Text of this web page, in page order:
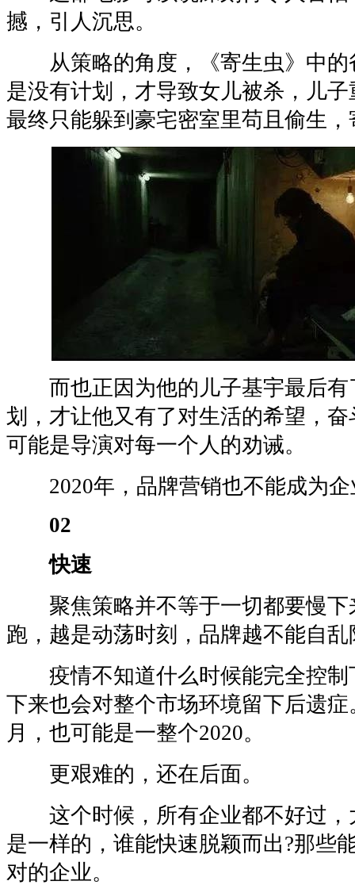
撼，引人沉思。
从策略的角度，《寄生虫》中的
是没有计划，才导致女儿被杀，儿
最终只能躲到豪宅密室里苟且偷生
而也正因为他的儿子基宇最后有
划，才让他又有了对生活的希望，
可能是导演对每一个人的劝诫。
2020年，品牌营销也不能成为企
02
快速
聚焦策略并不等于一切都要慢下
跑，越是动荡时刻，品牌越不能自乱
疫情不知道什么时候能完全控制
下来也会对整个市场环境留下后遗
月，也可能是一整个2020。
更艰难的，还在后面。
这个时候，所有企业都不好过，
是一样的，谁能快速脱颖而出?那些
对的企业。